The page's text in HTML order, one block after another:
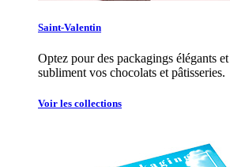
Saint-Valentin
Optez pour des packagings élégants
subliment vos chocolats et pâtisseries.
Voir les collections